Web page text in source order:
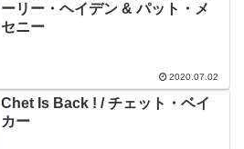
ーリー・ヘイデン & パット・メ
セニー
2020.07.02
Chet Is Back ! / チェット・ベイ
カー